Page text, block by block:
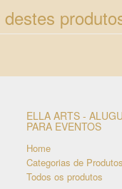
ELLA ARTS -
PARA EVENTOS
Home
Categorias de Produtos
Todos os produtos